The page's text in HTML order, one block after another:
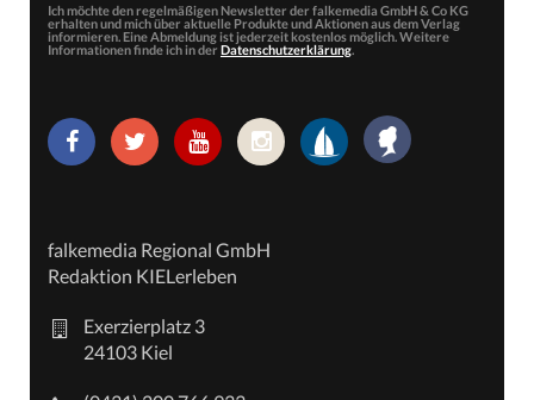
Ich möchte den regelmäßigen Newsletter der falkemedia GmbH & Co KG
erhalten und mich über aktuelle Produkte und Aktionen aus dem Verlag
informieren. Eine Abmeldung ist jederzeit kostenlos möglich. Weitere
Informationen finde ich in der Datenschutzerklärung.
falkemedia Regional GmbH
Redaktion KIELerleben
Exerzierplatz 3
24103 Kiel